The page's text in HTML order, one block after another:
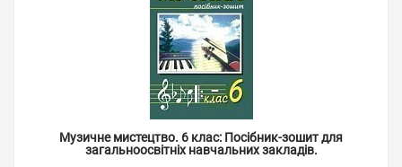
Музичне мистецтво. 6 клас: Посібник-зошит для
загальноосвітніх навчальних закладів.